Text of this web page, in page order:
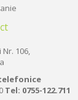
106,
Tel: 0755-122.711